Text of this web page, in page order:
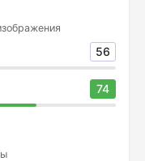
56
74